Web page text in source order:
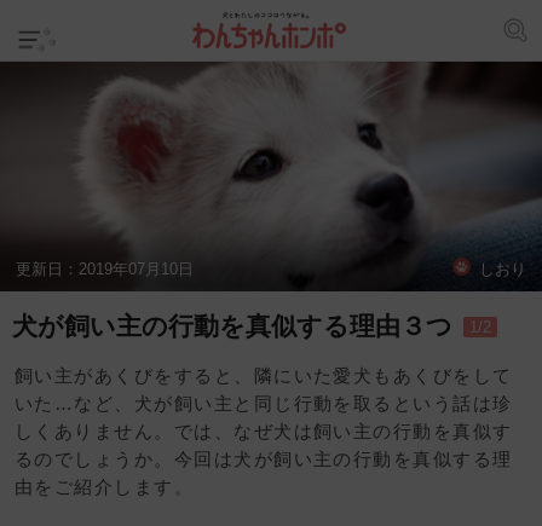
更新日： 2019年07月10日 しおり
犬が飼い主の行動を真似する理由３つ 1/2
飼い主があくびをすると、隣にいた愛犬もあくびをして
いた…など、犬が飼い主と同じ行動を取るという話は珍
しくありません。では、なぜ犬は飼い主の行動を真似す
るのでしょうか。今回は犬が飼い主の行動を真似する理
由をご紹介します。